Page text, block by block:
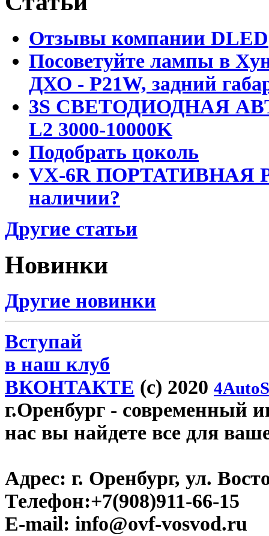
Отзывы компании DLED
Посоветуйте лампы в
ДХО - P21W, задний
3S СВЕТОДИОДНАЯ
L2 3000-10000K
Подобрать цоколь
VX-6R ПОРТАТИВНАЯ
наличии?
Другие статьи
Новинки
Другие новинки
Вступай
в наш клуб
ВКОНТАКТЕ (c) 2020
г.Оренбург - современный
нас вы найдете все для
Адрес: г. Оренбург, ул.
Телефон:+7(908)911-66-15
E-mail: info@ovf-vosvod.ru